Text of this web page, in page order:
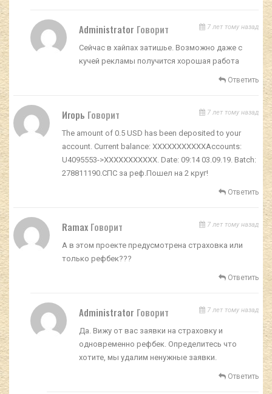
Administrator Говорит 7 лет тому назад
Сейчас в хайпах затишье. Возможно даже с
кучей рекламы получится хорошая работа
Ответить
Игорь Говорит 7 лет тому назад
The amount of 0.5 USD has been deposited to your
account. Current balance: ХХХХХХХХХХХAccounts:
U4095553->ХХХХХХХХХХХ. Date: 09:14 03.09.19. Batch:
278811190.СПС за реф.Пошел на 2 круг!
Ответить
Ramax Говорит 7 лет тому назад
А в этом проекте предусмотрена страховка или
только рефбек???
Ответить
Administrator Говорит 7 лет тому назад
Да. Вижу от вас заявки на страховку и
одновременно рефбек. Определитесь что
хотите, мы удалим ненужные заявки.
Ответить